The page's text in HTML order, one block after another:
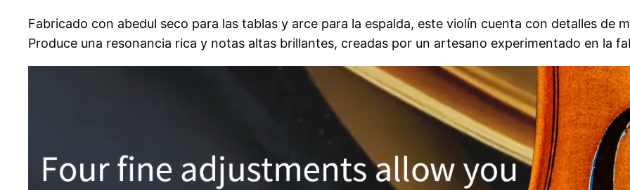
Fabricado con abedul seco para las tablas y arce para la espalda, este violín cuenta con detalles de
Produce una resonancia rica y notas altas brillantes, creadas por un artesano experimentado en la